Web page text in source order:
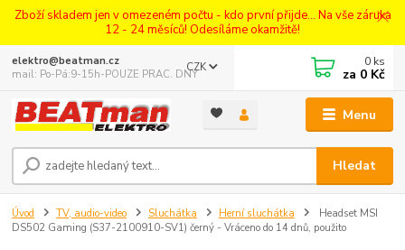
Zboží skladem jen v omezeném počtu - kdo první přijde... Na vše záruka
12 - 24 měsíců! Odesíláme okamžitě!
Menu
CZK
Hledat
elektro@beatman.cz
mail: Po-Pá:9-15h-POUZE PRAC. DNY
0 ks
za 0 Kč
Úvod TV, audio-video Sluchátka Herní sluchátka
Headset MSI
DS502 Gaming (S37-2100910-SV1) černý - Vráceno do 14 dnů, použito